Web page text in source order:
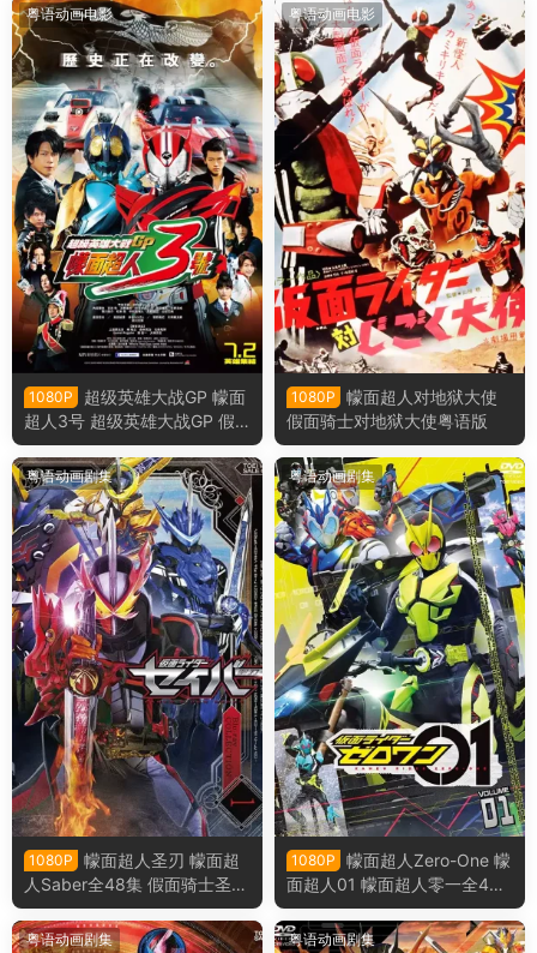
金果实争夺杯！粤语版
粤语动画电影
1080P
超级英雄大战GP 幪面
超人3号 超级英雄大战GP 假
面骑士3号粤语版
粤语动画电影
1080P
幪面超人对地狱大使
假面骑士对地狱大使粤语版
粤语动画剧集
1080P
幪面超人圣刃 幪面超
人Saber全48集 假面骑士圣刃
假面骑士Saber粤语版
粤语动画剧集
1080P
幪面超人Zero-One 幪
面超人01 幪面超人零一全46
集 假面骑士Zero-One 假面骑
士01 假面骑士零一 粤语版
粤语动画剧集 粤语动画剧集